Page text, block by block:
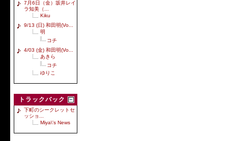
7月6日（金）坂井レイ
ラ知美（...
Kiku
9/13 (日) 和田明(Vo...
明
コチ
4/03 (金) 和田明(Vo...
あきら
コチ
ゆりこ
トラックバック
下町のシークレットセ
ッショ...
Miya\'s News